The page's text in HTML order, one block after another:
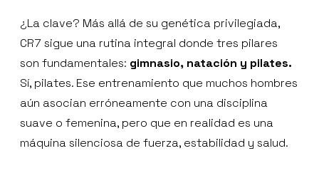
¿La clave? Más allá de su genética privilegiada,
CR7 sigue una rutina integral donde tres pilares
son fundamentales: gimnasio, natación y pilates.
Sí, pilates. Ese entrenamiento que muchos hombres
aún asocian erróneamente con una disciplina
suave o femenina, pero que en realidad es una
máquina silenciosa de fuerza, estabilidad y salud.